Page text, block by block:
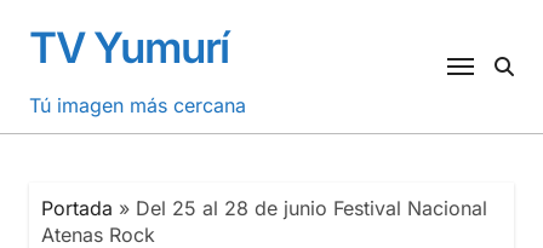
contenido
TV Yumurí
Tú imagen más cercana
Portada » Del 25 al 28 de junio Festival Nacional
Atenas Rock